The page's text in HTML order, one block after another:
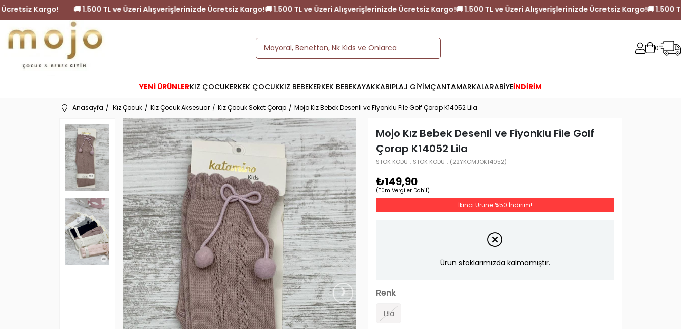
Ücretsiz Kargo! 🚚 1.500 TL ve Üzeri Alışverişlerinizde Ücretsiz Kargo!🚚 1.500 TL ve Üzeri Alışverişlerinizde Ücretsiz Kargo!🚚 1.500 TL ve Üzeri Alışverişlerinizde Ücretsiz Kargo!
0
YENİ ÜRÜNLERKIZ ÇOCUKERKEK ÇOCUKKIZ BEBEKERKEK BEBEKAYAKKABIPLAJ GİYİMÇANTAMARKALARABİYEİNDİRİM
Anasayfa Kız Çocuk Kız Çocuk Aksesuar Kız Çocuk Soket Çorap Mojo Kız Bebek Desenli ve Fiyonklu File Golf Çorap K14052 Lila
›
Mojo Kız Bebek Desenli ve Fiyonklu File Golf
Çorap K14052 Lila
(22YKCMJOK14052)
STOK KODU STOK KODU
₺149,90
(Tüm Vergiler Dahil)
İkinci Ürüne %50 İndirim!
Ürün stoklarımızda kalmamıştır.
Renk
Lila